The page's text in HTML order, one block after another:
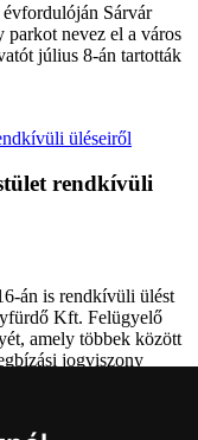
Sárvár
nevez el a város
július 8-án tartották
rendkívüli
án is rendkívüli ülést
Kft. Felügyelő
amely többek között
jogviszony